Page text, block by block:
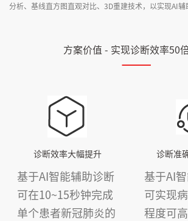
分析、基线直方图直观对比、3D重建技术，以实现AI辅
方案价值 - 实现诊断效率50
诊断效率大幅提升
基于AI智能辅助诊断
可在10~15秒钟完成
单个患者新冠肺炎的
诊断准
基于AI
可实现
程度可